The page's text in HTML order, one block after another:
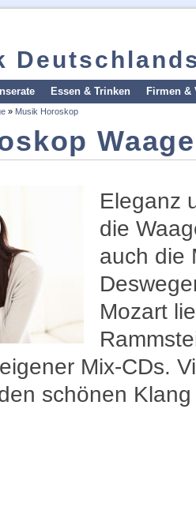
Inserate Essen & Trinken Firmen &
» Musik Horoskop
Waage
Eleganz
die
auch die
Mozart
Mix-CDs.
schönen